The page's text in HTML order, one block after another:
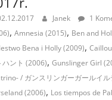
Janek 1
, Amnesia (2015), Ben and
Bena i Holly (2009),
ハント (2006), Gunslinger Girl
/ ガンスリンガーガールイ
(2006), Los tiempos de